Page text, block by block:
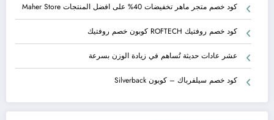
كود خصم متجر ماهر تخفيضات 40% على افضل المنتجات Maher Store
كود خصم روفتيك ROFTECH كوبون خصم روفتيك
عشر عادات حديثة تُساهم في زيادة الوزن بسرعة
كود خصم سيلفرباك – كوبون Silverback